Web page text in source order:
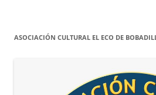
ASOCIACIÓN CULTURAL EL ECO DE